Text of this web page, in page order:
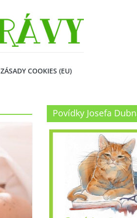
ZÁSADY COOKIES (EU)
Povídky Josefa